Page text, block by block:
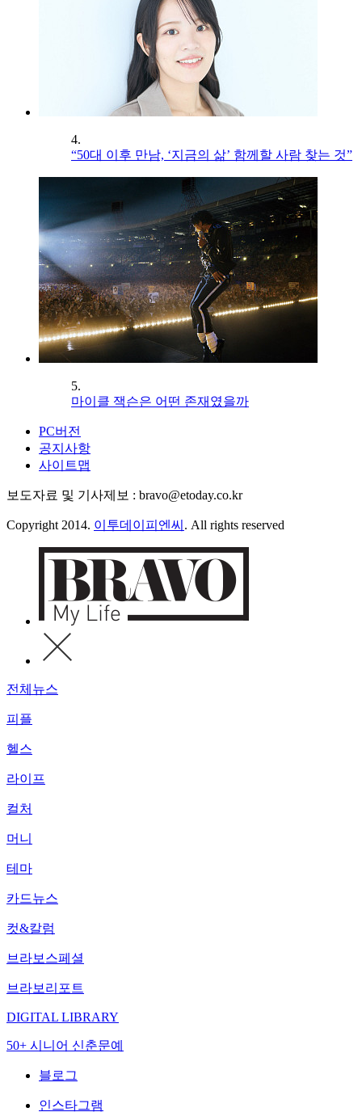
4.
“50대 이후 만남, ‘지금의 삶’ 함께할 사람 찾는 것”
5.
마이클 잭슨은 어떤 존재였을까
PC버전
공지사항
사이트맵
보도자료 및 기사제보 : bravo@etoday.co.kr
Copyright 2014. 이투데이피엔씨 . All rights reserved
전체뉴스
피플
헬스
라이프
컬처
머니
테마
카드뉴스
컷&칼럼
브라보스페셜
브라보리포트
DIGITAL LIBRARY
50+ 시니어 신춘문예
블로그
인스타그램